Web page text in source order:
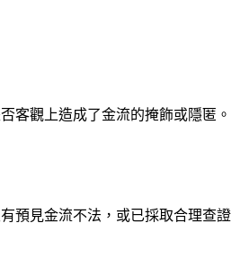
客觀上造成了金流的掩飾或隱匿。
預見金流不法，或已採取合理查證